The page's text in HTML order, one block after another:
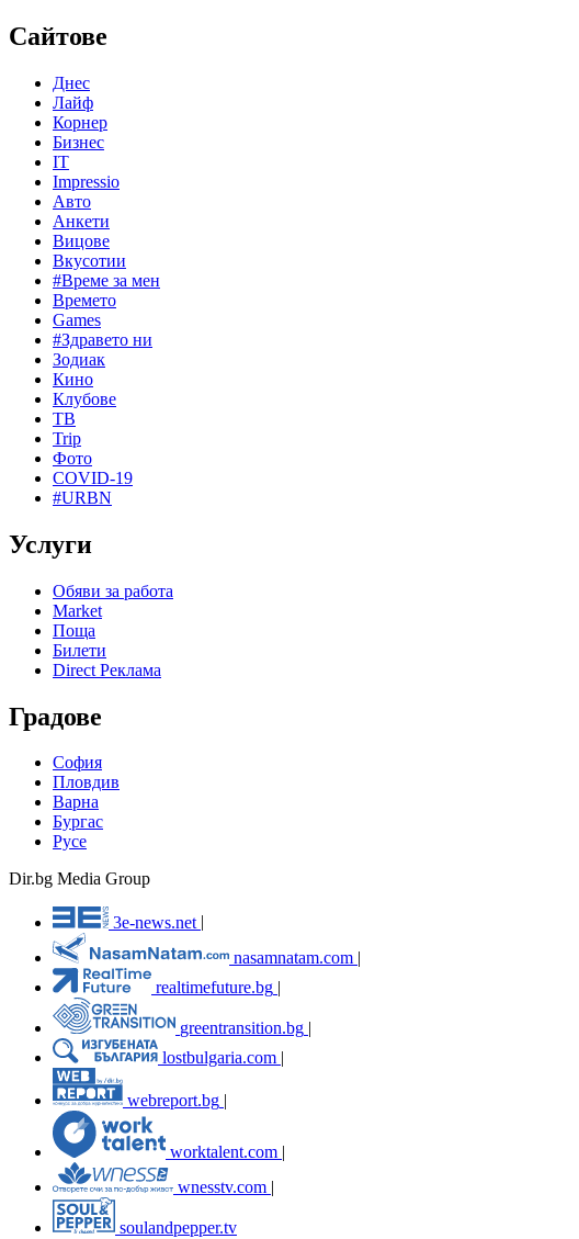
Сайтове
Днес
Лайф
Корнер
Бизнес
IT
Impressio
Авто
Анкети
Вицове
Вкусотии
#Време за мен
Времето
Games
#Здравето ни
Зодиак
Кино
Клубове
ТВ
Trip
Фото
COVID-19
#URBN
Услуги
Обяви за работа
Market
Поща
Билети
Direct Реклама
Градове
София
Пловдив
Варна
Бургас
Русе
Dir.bg Media Group
3e-news.net
nasamnatam.com |
realtimefuture.bg |
greentransition.bg |
lostbulgaria.com |
webreport.bg
worktalent.com |
wnesstv.com |
soulandpepper.tv